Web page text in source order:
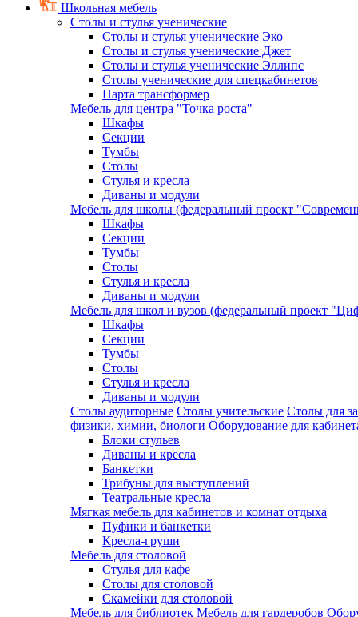
Школьная мебель
Столы и стулья ученические
Столы и стулья ученические Эко
Столы и стулья ученические Джет
Столы и стулья ученические Эллипс
Столы ученические для спецкабинетов
Парта трансформер
Мебель для центра "Точка роста"
Шкафы
Секции
Тумбы
Столы
Стулья и кресла
Диваны и модули
Мебель для школы (федеральный проект
Шкафы
Секции
Тумбы
Столы
Стулья и кресла
Диваны и модули
Мебель для школ и вузов (федеральный проект
Шкафы
Секции
Тумбы
Столы
Стулья и кресла
Диваны и модули
Столы аудиторные Столы учительские Столы для
физики, химии, биологи Оборудование для
Блоки стульев
Диваны и кресла
Банкетки
Трибуны для выступлений
Театральные кресла
Мягкая мебель для кабинетов и комнат отдыха
Пуфики и банкетки
Кресла-груши
Мебель для столовой
Cтулья для кафе
Cтолы для столовой
Скамейки для столовой
Мебель для библиотек Мебель для гардеробов